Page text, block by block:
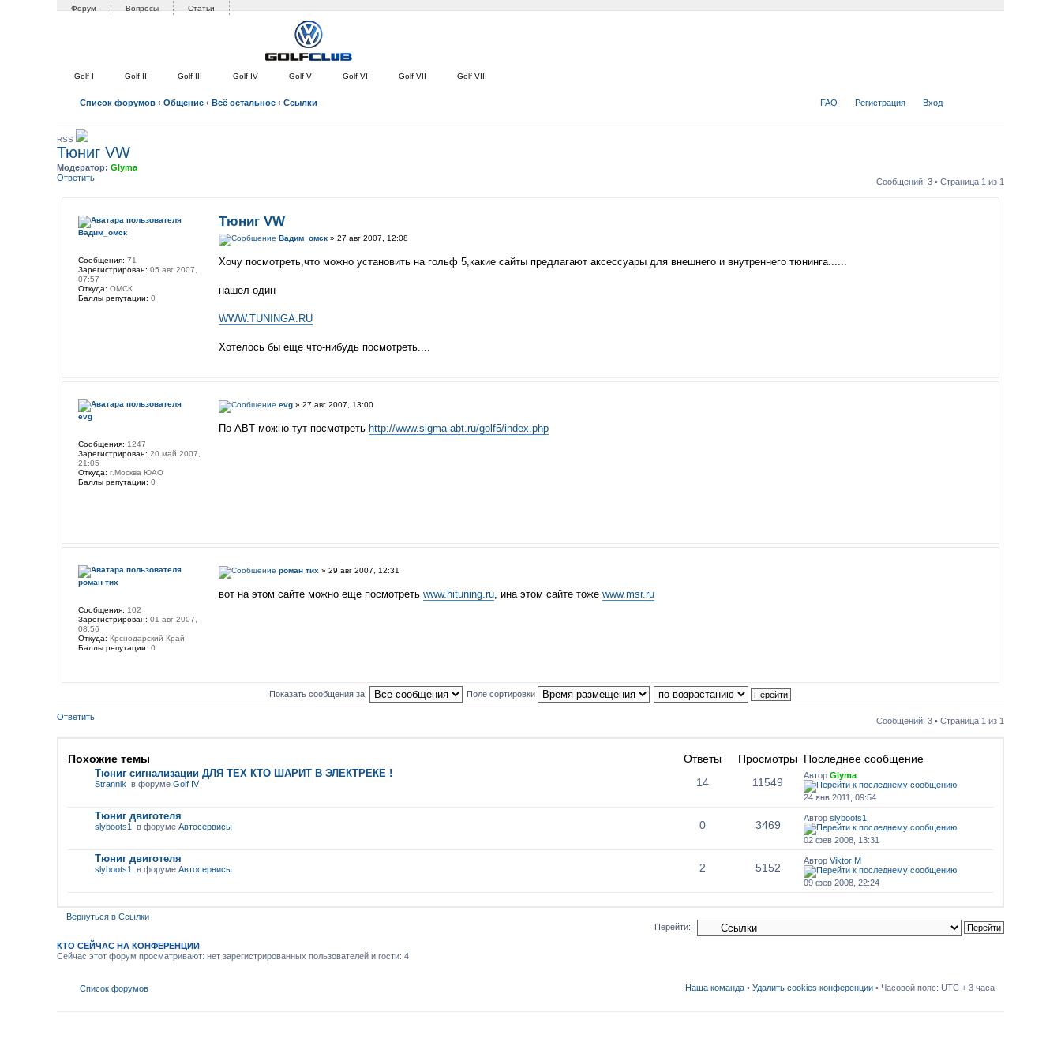
Форум Вопросы Статьи
Golf I Golf II Golf III Golf IV Golf V Golf VI Golf VII Golf VIII
Список форумов ‹ Общение ‹ Всё остальное ‹ Ссылки FAQ Регистрация Вход
RSS
Тюниг VW
Модератор: Glyma
Ответить
Сообщений: 3 • Страница 1 из 1
Тюниг VW
Вадим_омск» 27 авг 2007, 12:08
Хочу посмотреть,что можно установить на гольф 5,какие сайты предлагают аксессуары для внешнего и внутреннего тюнинга......
нашел один
WWW.TUNINGA.RU
Хотелось бы еще что-нибудь посмотреть....
Вадим_омск
Сообщения: 71
Зарегистрирован: 05 авг 2007,
07:57
Откуда: ОМСК
Баллы репутации: 0
evg» 27 авг 2007, 13:00
По ABT можно тут посмотреть http://www.sigma-abt.ru/golf5/index.php
evg
Сообщения: 1247
Зарегистрирован: 20 май 2007,
21:05
Откуда: г.Москва ЮАО
Баллы репутации: 0
роман тих » 29 авг 2007, 12:31
вот на этом сайте можно еще посмотреть www.hituning.ru, ина этом сайте тоже www.msr.ru
роман тих
Сообщения: 102
Зарегистрирован: 01 авг 2007,
08:56
Откуда: Крснодарский Край
Баллы репутации: 0
Показать сообщения за: Поле сортировки
Ответить Сообщений: 3 • Страница 1 из 1
Похожие темы Ответы Просмотры Последнее сообщение
Тюниг сигнализации ДЛЯ ТЕХ КТО ШАРИТ В ЭЛЕКТРЕКЕ !
Strannik в форумеGolf IV 14 11549
Автор Glyma
24 янв 2011, 09:54
Тюниг двиготеля
slyboots1 в форумеАвтосервисы 0 3469
Автор slyboots1
02 фев 2008, 13:31
Тюниг двиготеля
slyboots1 в форумеАвтосервисы 2 5152
Автор Viktor M
09 фев 2008, 22:24
Вернуться в Ссылки
Перейти:
КТО СЕЙЧАС НА КОНФЕРЕНЦИИ
Сейчас этот форум просматривают: нет зарегистрированных пользователей и гости: 4
Список форумов Наша команда • Удалить cookies конференции • Часовой пояс: UTC + 3 часа